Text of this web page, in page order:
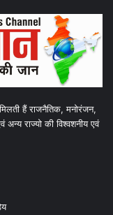
हैं राजनैतिक, मनोरंजन,
अन्य राज्यो की विश्वशनीय एवं